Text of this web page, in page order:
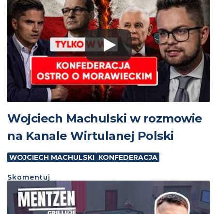
Wojciech Machulski w rozmowie
na Kanale Wirtulanej Polski
WOJCIECH MACHULSKI KONFEDERACJA
Skomentuj